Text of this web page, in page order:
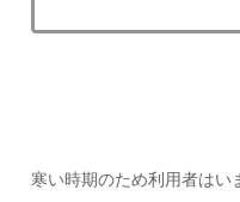
寒い時期のため利用者はい